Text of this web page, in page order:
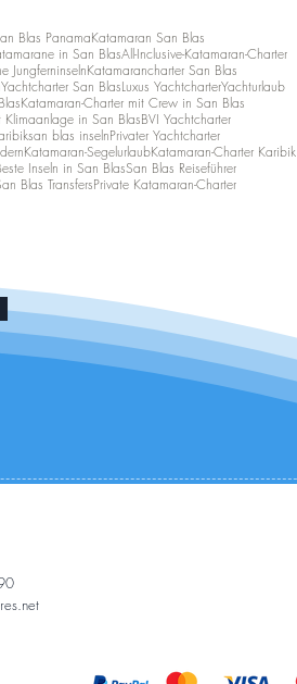
Blas PanamaKatamaran San Blas
in San BlasAll-Inclusive-Katamaran-Charter
JungferninselnKatamarancharter San Blas
Yachtcharter San BlasLuxus YachtcharterYachturlaub
Katamaran-Charter mit Crew in San Blas
Klimaanlage in San BlasBVI Yachtcharter
san blas inselnPrivater Yachtcharter
Katamaran-SegelurlaubKatamaran-Charter Karibik
Inseln in San BlasSan Blas Reiseführer
Blas TransfersPrivate Katamaran-Charter